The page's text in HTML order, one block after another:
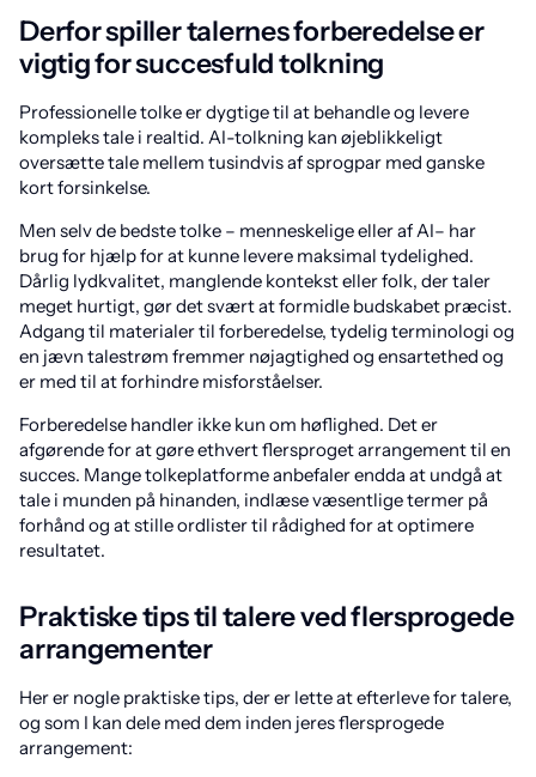
Derfor spiller talernes forberedelse er
vigtig for succesfuld tolkning
Professionelle tolke er dygtige til at behandle og levere
kompleks tale i realtid. AI-tolkning kan øjeblikkeligt
oversætte tale mellem tusindvis af sprogpar med ganske
kort forsinkelse.
Men selv de bedste tolke – menneskelige eller af AI– har
brug for hjælp for at kunne levere maksimal tydelighed.
Dårlig lydkvalitet, manglende kontekst eller folk, der taler
meget hurtigt, gør det svært at formidle budskabet præcist.
Adgang til materialer til forberedelse, tydelig terminologi og
en jævn talestrøm fremmer nøjagtighed og ensartethed og
er med til at forhindre misforståelser.
Forberedelse handler ikke kun om høflighed. Det er
afgørende for at gøre ethvert flersproget arrangement til en
succes. Mange tolkeplatforme anbefaler endda at undgå at
tale i munden på hinanden, indlæse væsentlige termer på
forhånd og at stille ordlister til rådighed for at optimere
resultatet.
Praktiske tips til talere ved flersprogede
arrangementer
Her er nogle praktiske tips, der er lette at efterleve for talere,
og som I kan dele med dem inden jeres flersprogede
arrangement: